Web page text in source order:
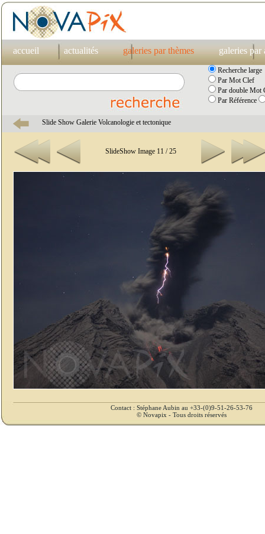
accueil actualités galeries par thèmes galeries par
Recherche large
Par Mot Clef
Par double Mot
Par Référence
Slide Show Galerie Volcanologie et tectonique
SlideShow Image 11 / 25
Contact : Stéphane Aubin au +33-(0)9-51-26-53-76
© Novapix - Tous droits réservés